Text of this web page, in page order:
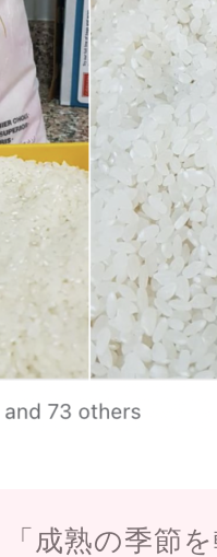
成熟の季節